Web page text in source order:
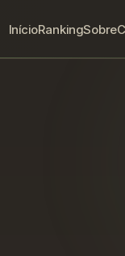
InícioRankingSobre